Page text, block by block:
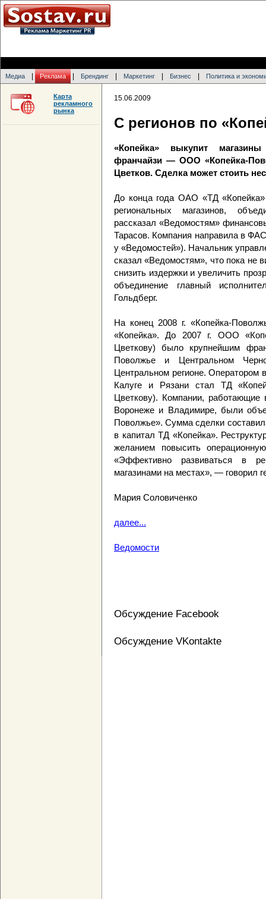
Медиа Реклама Брендинг Маркетинг Бизнес Политика и
15.06.2009
С регионов по
«Копейка» выкупит
франчайзи — ООО «Копейка-
Цветков. Сделка может стоить
До конца года ОАО «ТД «Копейка»
региональных магазинов,
рассказал «Ведомостям»
Тарасов. Компания направила в
у «Ведомостей»). Начальник
сказал «Ведомостям», что пока не
снизить издержки и увеличить
объединение главный
Гольдберг.
На конец 2008 г. «Копейка-
«Копейка». До 2007 г. ООО
Цветкову) было крупнейшим
Поволжье и Центральном
Центральном регионе. Оператором
Калуге и Рязани стал ТД
Цветкову). Компании,
Воронеже и Владимире, были
Поволжье». Сумма сделки
в капитал ТД «Копейка».
желанием повысить
«Эффективно развиваться в
магазинами на местах», — говорил
Мария Соловиченко
далее...
Ведомости
Обсуждение Facebook
Обсуждение VKontakte
Карта
рекламного
рынка